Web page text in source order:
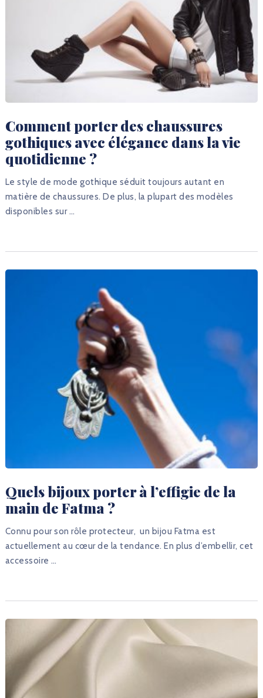
Comment porter des chaussures
gothiques avec élégance dans la vie
quotidienne ?
Le style de mode gothique séduit toujours autant en
matière de chaussures. De plus, la plupart des modèles
disponibles sur …
Quels bijoux porter à l’effigie de la
main de Fatma ?
Connu pour son rôle protecteur, un bijou Fatma est
actuellement au cœur de la tendance. En plus d’embellir, cet
accessoire …